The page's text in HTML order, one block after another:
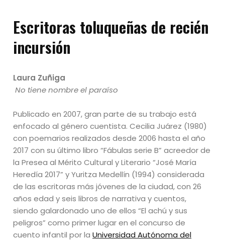
Escritoras toluqueñas de recién
incursión
Laura Zuñiga
No tiene nombre el paraíso
Publicado en 2007, gran parte de su trabajo está
enfocado al género cuentista. Cecilia Juárez (1980)
con poemarios realizados desde 2006 hasta el año
2017 con su último libro “Fábulas serie B” acreedor de
la Presea al Mérito Cultural y Literario “José María
Heredía 2017” y Yuritza Medellín (1994) considerada
de las escritoras más jóvenes de la ciudad, con 26
años edad y seis libros de narrativa y cuentos,
siendo galardonado uno de ellos “El achú y sus
peligros” como primer lugar en el concurso de
cuento infantil por laUniversidad Autónoma del